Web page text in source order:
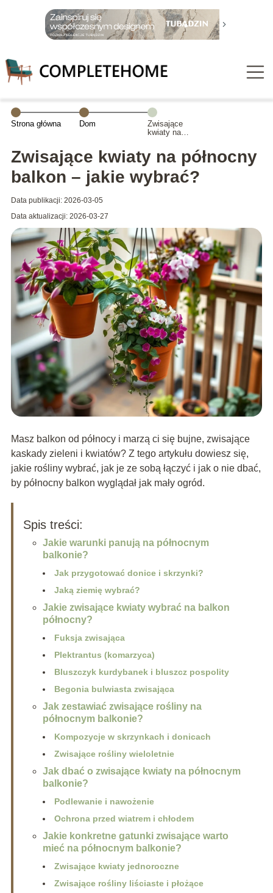
Strona główna Dom
Zwisające
kwiaty na
– jakie wybrać?
Zwisające kwiaty na północny
balkon – jakie wybrać?
Data publikacji: 2026-03-05
Data aktualizacji: 2026-03-27
Masz balkon od północy i marzą ci się bujne, zwisające
kaskady zieleni i kwiatów? Z tego artykułu dowiesz się,
jakie rośliny wybrać, jak je ze sobą łączyć i jak o nie dbać,
by północny balkon wyglądał jak mały ogród.
Spis treści:
Jakie warunki panują na północnym
balkonie?
Jak przygotować donice i skrzynki?
Jaką ziemię wybrać?
Jakie zwisające kwiaty wybrać na balkon
północny?
Fuksja zwisająca
Plektrantus (komarzyca)
Bluszczyk kurdybanek i bluszcz pospolity
Begonia bulwiasta zwisająca
Jak zestawiać zwisające rośliny na
północnym balkonie?
Kompozycje w skrzynkach i donicach
Zwisające rośliny wieloletnie
Jak dbać o zwisające kwiaty na północnym
balkonie?
Podlewanie i nawożenie
Ochrona przed wiatrem i chłodem
Jakie konkretne gatunki zwisające warto
mieć na północnym balkonie?
Zwisające kwiaty jednoroczne
Zwisające rośliny liściaste i płożące